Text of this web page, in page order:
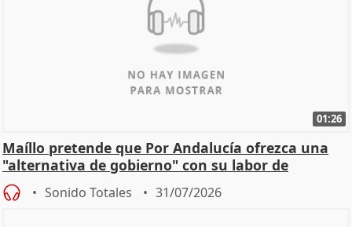
01:26
Maíllo pretende que Por Andalucía ofrezca una
"alternativa de gobierno" con su labor de
oposición
Sonido Totales 31/07/2026